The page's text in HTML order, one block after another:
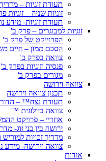
תעודת זוגיות – מדריך
זוגיות שניה – זוגיות
תעודת זוגיות- מידע
זוגיות למבוגרים – פרק ב'
הפרוייקט של פרק ב'
הסכם ממון – חיים
צוואה בפרק ב'
פנסיה וזוגיות בפרק ב'
מגורים בפרק ב'
צוואה וירושה
תכנון צוואה וירושה
תעודת נצח™ –
צוואה ביולוגית ™
אחריי – פרויקט
ירושה בין בני זוג-
מדריך זכויות למוריש
צוואה וירושה- מידע
אודות